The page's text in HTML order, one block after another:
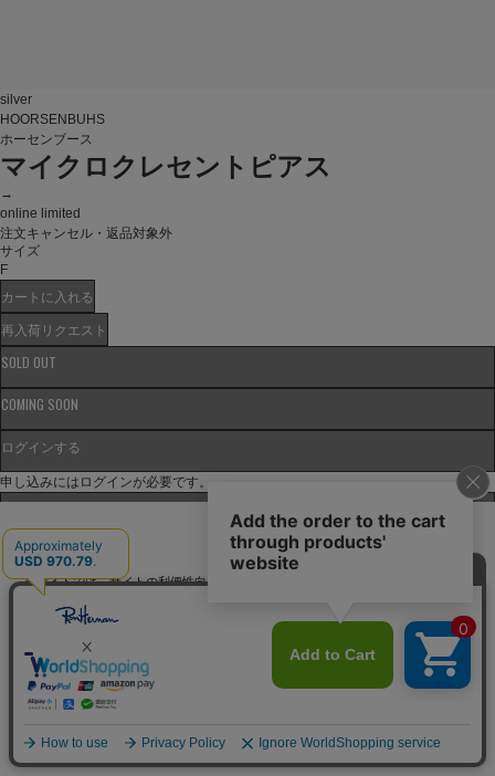
silver
HOORSENBUHS
ホーセンブース
マイクロクレセントピアス
→
online limited
注文キャンセル・返品対象外
サイズ
F
カートに入れる
再入荷リクエスト
SOLD OUT
COMING SOON
ログインする
申し込みにはログインが必要です。
抽選エントリー済み
ASK
現在、サイトが大変混み合っております。ご不便をおかけし申し訳ございません。
このままページを更新（リロード）せず、お待ちくださいませ。
ショッピングバッグに進む
日本語
当サイトでは、サイトの利便性向上のためにクッキーを使用いたします。ボタン
から同意の可否を選択してください。選択せずにページを移動した場合、クッキ
ーの使用に同意したことになります。クッキーを通じて収集する情報には「お客
様個人を特定できる情報」は一切含まれておりません。詳細は
クッキーポリシ
ー
をご確認ください。